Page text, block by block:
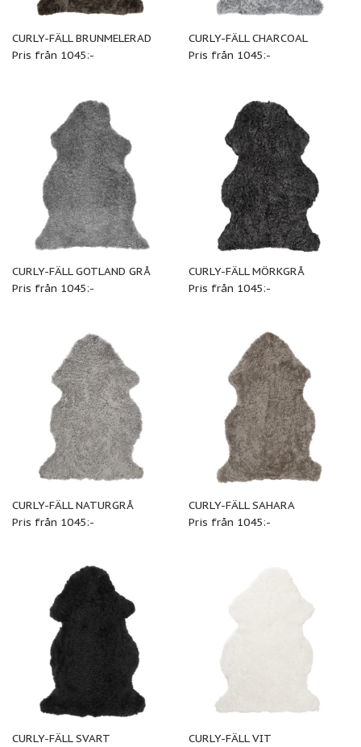
CURLY-FÄLL BRUNMELERAD
Pris från 1045:-
CURLY-FÄLL CHARCOAL
Pris från 1045:-
CURLY-FÄLL GOTLAND GRÅ
Pris från 1045:-
CURLY-FÄLL MÖRKGRÅ
Pris från 1045:-
CURLY-FÄLL NATURGRÅ
Pris från 1045:-
CURLY-FÄLL SAHARA
Pris från 1045:-
CURLY-FÄLL SVART
CURLY-FÄLL VIT